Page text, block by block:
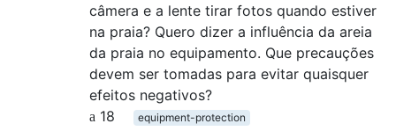
câmera e a lente tirar fotos quando estiver
na praia? Quero dizer a influência da areia
da praia no equipamento. Que precauções
devem ser tomadas para evitar quaisquer
efeitos negativos?
18
equipment-protection